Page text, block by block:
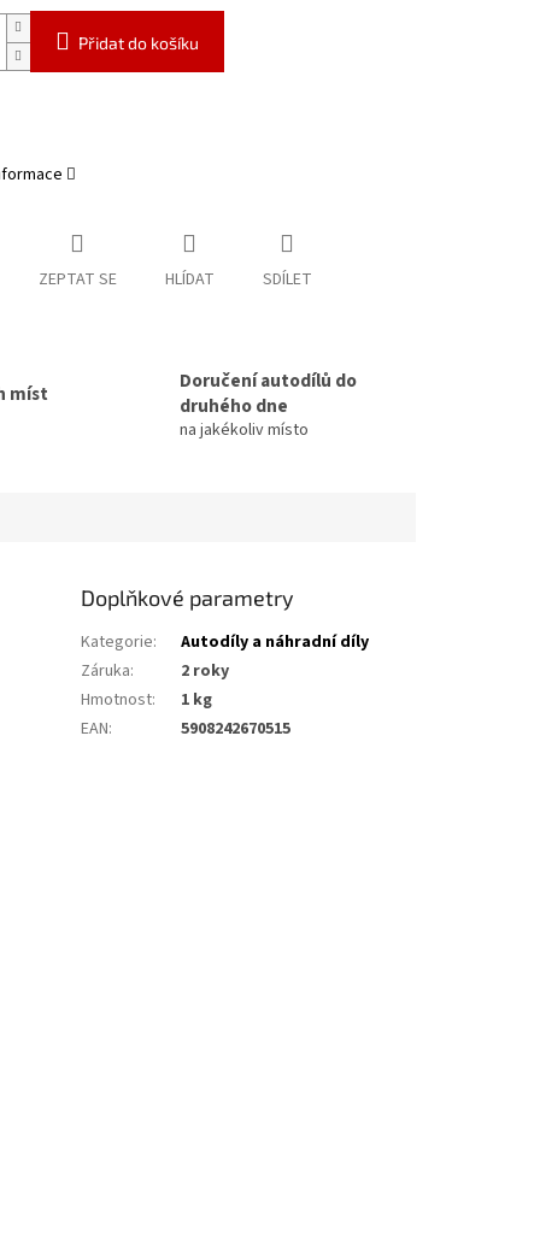
Přidat do košíku
ZEPTAT SE HLÍDAT SDÍLET
míst
Doručení autodílů do
druhého dne
na jakékoliv místo
Doplňkové parametry
Kategorie:
Autodíly a náhradní díly
Záruka:
2 roky
Hmotnost:
1 kg
EAN: 5908242670515